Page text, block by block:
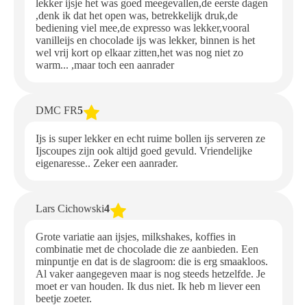
lekker ijsje het was goed meegevallen,de eerste dagen
,denk ik dat het open was, betrekkelijk druk,de
bediening viel mee,de expresso was lekker,vooral
vanilleijs en chocolade ijs was lekker, binnen is het
wel vrij kort op elkaar zitten,het was nog niet zo
warm... ,maar toch een aanrader
DMC FR5
Ijs is super lekker en echt ruime bollen ijs serveren ze
Ijscoupes zijn ook altijd goed gevuld. Vriendelijke
eigenaresse.. Zeker een aanrader.
Lars Cichowski4
Grote variatie aan ijsjes, milkshakes, koffies in
combinatie met de chocolade die ze aanbieden. Een
minpuntje en dat is de slagroom: die is erg smaakloos.
Al vaker aangegeven maar is nog steeds hetzelfde. Je
moet er van houden. Ik dus niet. Ik heb m liever een
beetje zoeter.